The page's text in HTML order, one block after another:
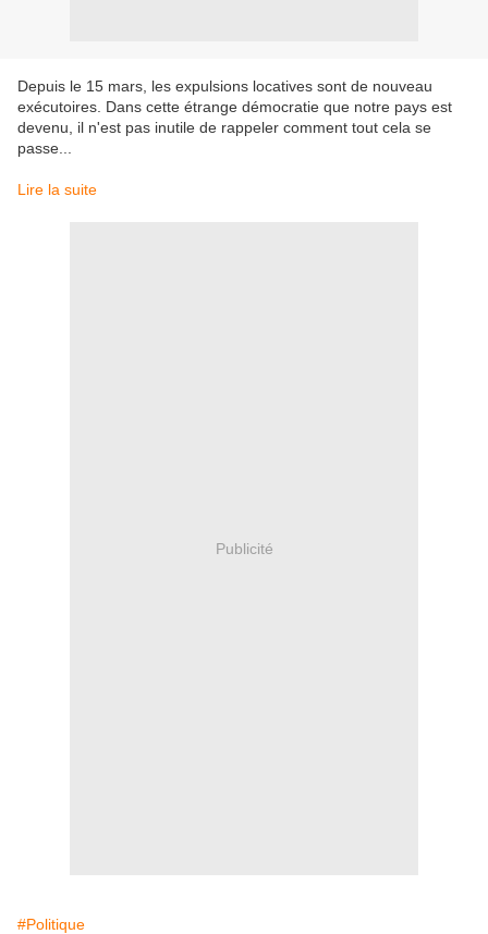
Depuis le 15 mars, les expulsions locatives sont de nouveau
exécutoires. Dans cette étrange démocratie que notre pays est
devenu, il n'est pas inutile de rappeler comment tout cela se
passe...
Lire la suite
Publicité
#Politique